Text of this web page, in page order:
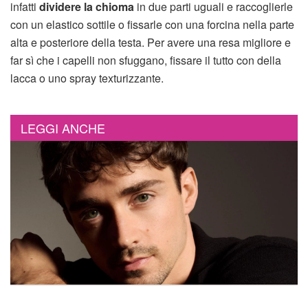
infatti dividere la chioma in due parti uguali e raccoglierle
con un elastico sottile o fissarle con una forcina nella parte
alta e posteriore della testa. Per avere una resa migliore e
far sì che i capelli non sfuggano, fissare il tutto con della
lacca o uno spray texturizzante.
LEGGI ANCHE